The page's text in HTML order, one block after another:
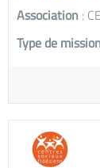
Association :
Type de mission